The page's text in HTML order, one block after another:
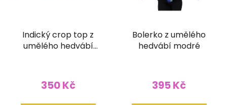
Indický crop top z
umělého hedvábí
350 Kč
Bolerko z umělého
hedvábí modré
395 Kč